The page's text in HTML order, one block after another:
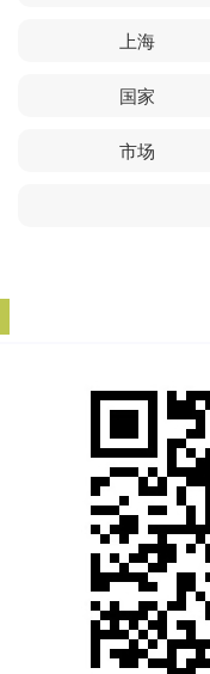
上海
国家
市场